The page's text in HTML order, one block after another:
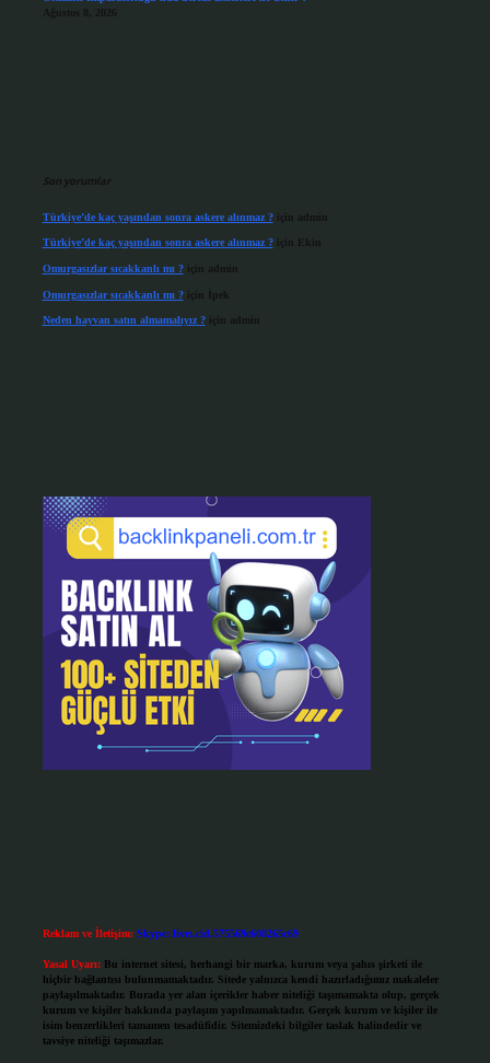
Ağustos 8, 2026
Son yorumlar
Türkiye’de kaç yaşından sonra askere alınmaz ?için admin
Türkiye’de kaç yaşından sonra askere alınmaz ?için Ekin
Omurgasızlar sıcakkanlı mı ?için admin
Omurgasızlar sıcakkanlı mı ?için İpek
Neden hayvan satın almamalıyız ?için admin
Reklam ve İletişim: Skype: live:.cid.575569c608265c69
Yasal Uyarı: Bu internet sitesi, herhangi bir marka, kurum veya şahıs şirketi ile
hiçbir bağlantısı bulunmamaktadır. Sitede yalnızca kendi hazırladığımız makaleler
paylaşılmaktadır. Burada yer alan içerikler haber niteliği taşımamakta olup, gerçek
kurum ve kişiler hakkında paylaşım yapılmamaktadır. Gerçek kurum ve kişiler ile
isim benzerlikleri tamamen tesadüfidir. Sitemizdeki bilgiler taslak halindedir ve
tavsiye niteliği taşımazlar.